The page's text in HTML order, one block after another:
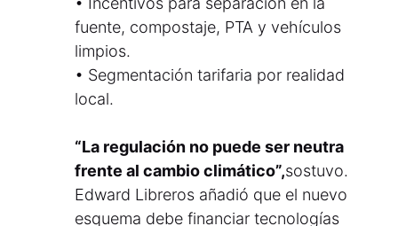
fuente, compostaje, PTA y vehículos
limpios.
• Segmentación tarifaria por realidad
local.
“La regulación no puede ser neutra
frente al cambio climático”,sostuvo.
Edward Libreros añadió que el nuevo
esquema debe financiar tecnologías